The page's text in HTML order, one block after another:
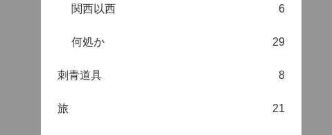
関西以西 6
何処か 29
刺青道具 8
旅 21